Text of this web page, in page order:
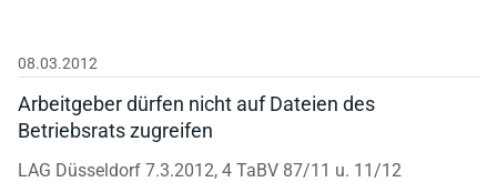
08.03.2012
Arbeitgeber dürfen nicht auf Dateien des
Betriebsrats zugreifen
LAG Düsseldorf 7.3.2012, 4 TaBV 87/11 u. 11/12